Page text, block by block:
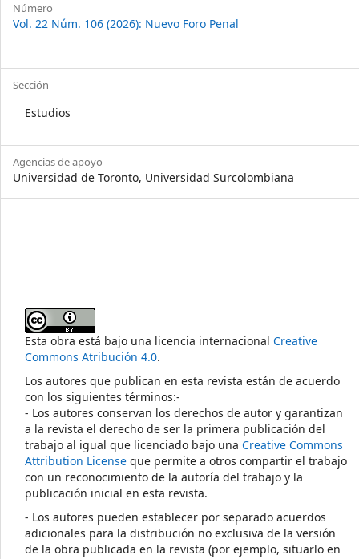
Número
Vol. 22 Núm. 106 (2026): Nuevo Foro Penal
Sección
Estudios
Agencias de apoyo
Universidad de Toronto, Universidad Surcolombiana
Esta obra está bajo una licencia internacional Creative
Commons Atribución 4.0.
Los autores que publican en esta revista están de acuerdo
con los siguientes términos:-
- Los autores conservan los derechos de autor y garantizan
a la revista el derecho de ser la primera publicación del
trabajo al igual que licenciado bajo una Creative Commons
Attribution License que permite a otros compartir el trabajo
con un reconocimiento de la autoría del trabajo y la
publicación inicial en esta revista.
- Los autores pueden establecer por separado acuerdos
adicionales para la distribución no exclusiva de la versión
de la obra publicada en la revista (por ejemplo, situarlo en